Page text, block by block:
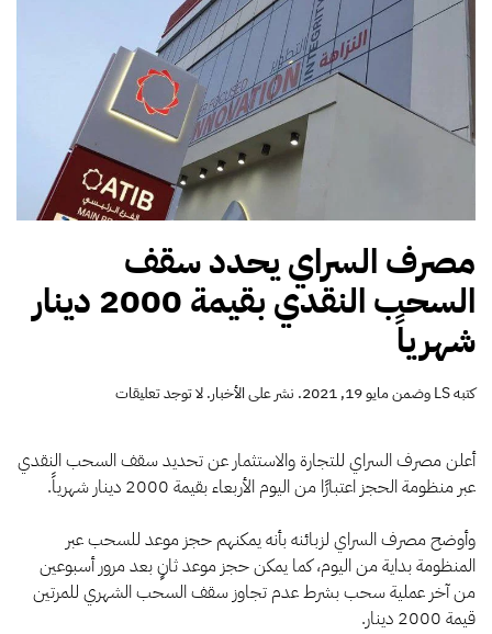
مصرف السراي يحدد سقف
السحب النقدي بقيمة 2000 دينار
شهرياً
كتبهLSوضمنمايو 19, 2021 . نشر علىالأخبار.لا توجد تعليقاتعلى
يحدد
سقف
السحب
بقيمة
2000
دينار
شهرياً
أعلن مصرف السراي للتجارة والاستثمار عن تحديد سقف السحب النقدي
عبر منظومة الحجز اعتبارًا من اليوم الأربعاء بقيمة 2000 دينار شهرياً.
وأوضح مصرف السراي لزبائنه بأنه يمكنهم حجز موعد للسحب عبر
المنظومة بداية من اليوم، كما يمكن حجز موعد ثانٍ بعد مرور أسبوعين
من آخر عملية سحب بشرط عدم تجاوز سقف السحب الشهري للمرتين
قيمة 2000 دينار.